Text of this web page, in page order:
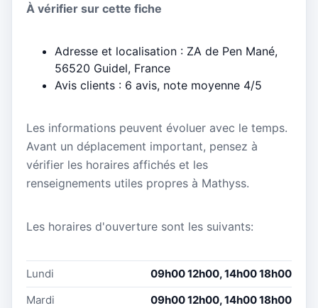
À vérifier sur cette fiche
Adresse et localisation : ZA de Pen Mané,
56520 Guidel, France
Avis clients : 6 avis, note moyenne 4/5
Les informations peuvent évoluer avec le temps.
Avant un déplacement important, pensez à
vérifier les horaires affichés et les
renseignements utiles propres à Mathyss.
Les horaires d'ouverture sont les suivants:
Lundi
09h00 12h00, 14h00 18h00
Mardi
09h00 12h00, 14h00 18h00